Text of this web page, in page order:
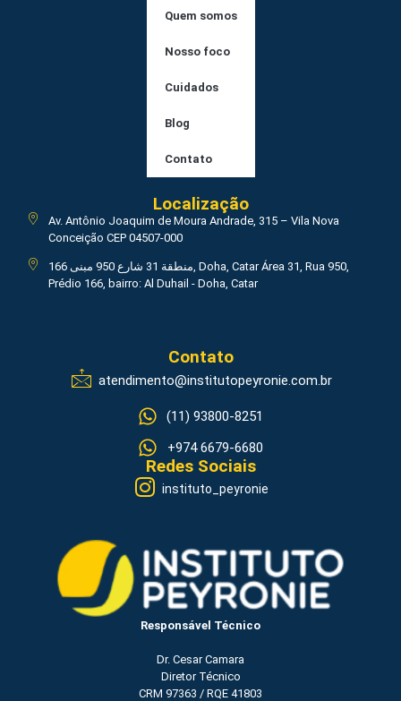
Quem somos
Nosso foco
Cuidados
Blog
Contato
Localização
Av. Antônio Joaquim de Moura Andrade, 315 – Vila Nova
Conceição CEP 04507-000
منطقة 31 شارع 950 مبنى 166, Doha, Catar Área 31, Rua 950,
Prédio 166, bairro: Al Duhail - Doha, Catar
Contato
atendimento@institutopeyronie.com.br
(11) 93800-8251
+974 6679-6680
Redes Sociais
instituto_peyronie
Responsável Técnico
Dr. Cesar Camara
Diretor Técnico
CRM 97363 / RQE 41803